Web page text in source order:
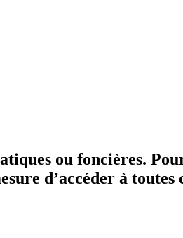
ou foncières.
d’accéder à